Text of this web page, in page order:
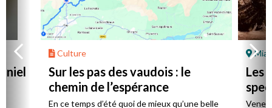
Culture
Sur les pas des vaudois : le
chemin de l’espérance
En ce temps d’été quoi de mieux qu’une belle
Les